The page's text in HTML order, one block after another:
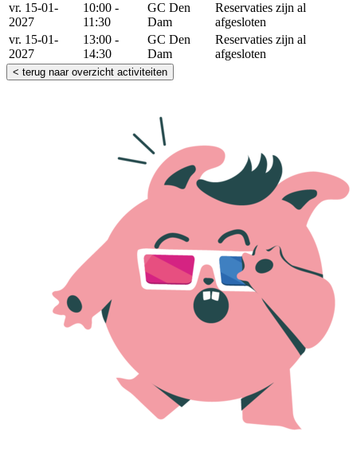
vr. 15-01-
2027
10:00 -
11:30
GC Den
Dam
Reservaties zijn al
afgesloten
vr. 15-01-
2027
13:00 -
14:30
GC Den
Dam
Reservaties zijn al
afgesloten
< terug naar overzicht activiteiten